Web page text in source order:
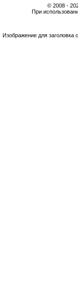
© 2008 -
При
Изображение для